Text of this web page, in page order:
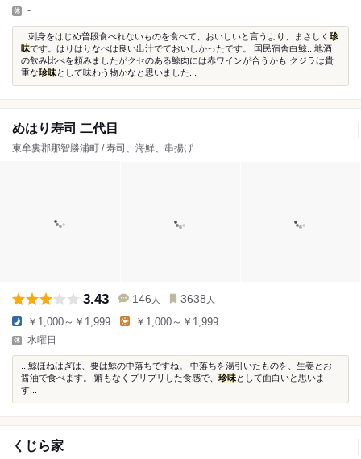
-
...刺身をはじめ普段食べれないものを食べて、おいしいと言うより、まさしく 珍
味です。はりはりなべは良い出汁でておいしかったです。 国民宿舎白鯨...地酒
の飲み比べを頼みましたがクセのある鯨肉には赤ワインが合うかも クジラは貴
重な珍味として味わう物かなと思いました...
めはり寿司 二代目
東牟婁郡那智勝浦町 / 寿司、海鮮、串揚げ
3.43 146 人 3638 人
￥1,000～￥1,999 ￥1,000～￥1,999
水曜日
...鯨ほねはぎは、要は鯨の中落ちですね。 中落ちを湯引いたものを、生姜とお
醤油で食べます。 癖もなくプリプリした食感で、 珍味として面白いと思いま
す...
くじら家